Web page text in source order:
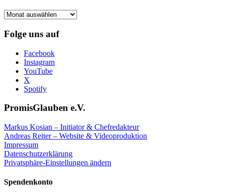
Frühere
Folge uns auf
Facebook
Instagram
YouTube
X
Spotify
PromisGlauben e.V.
Markus Kosian – Initiator & Chefredakteur
Andreas Reiter – Website & Videoproduktion
Impressum
Datenschutzerklärung
Privatsphäre-Einstellungen ändern
Spendenkonto